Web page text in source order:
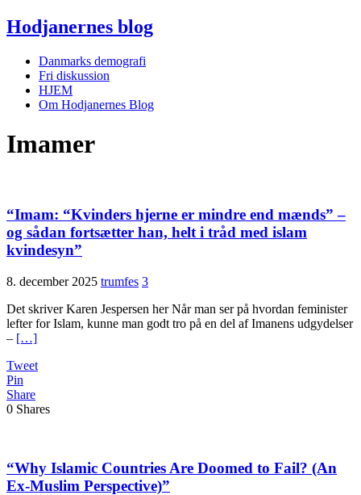
Hodjanernes blog
Danmarks demografi
Fri diskussion
HJEM
Om Hodjanernes Blog
Imamer
“Imam: “Kvinders hjerne er mindre end mænds” –
og sådan fortsætter han, helt i tråd med islam
kvindesyn”
8. december 2025 trumfes 3
Det skriver Karen Jespersen her Når man ser på hvordan feminister
lefter for Islam, kunne man godt tro på en del af Imanens udgydelser
– […]
Tweet
Pin
Share
0 Shares
“Why Islamic Countries Are Doomed to Fail? (An
Ex-Muslim Perspective)”